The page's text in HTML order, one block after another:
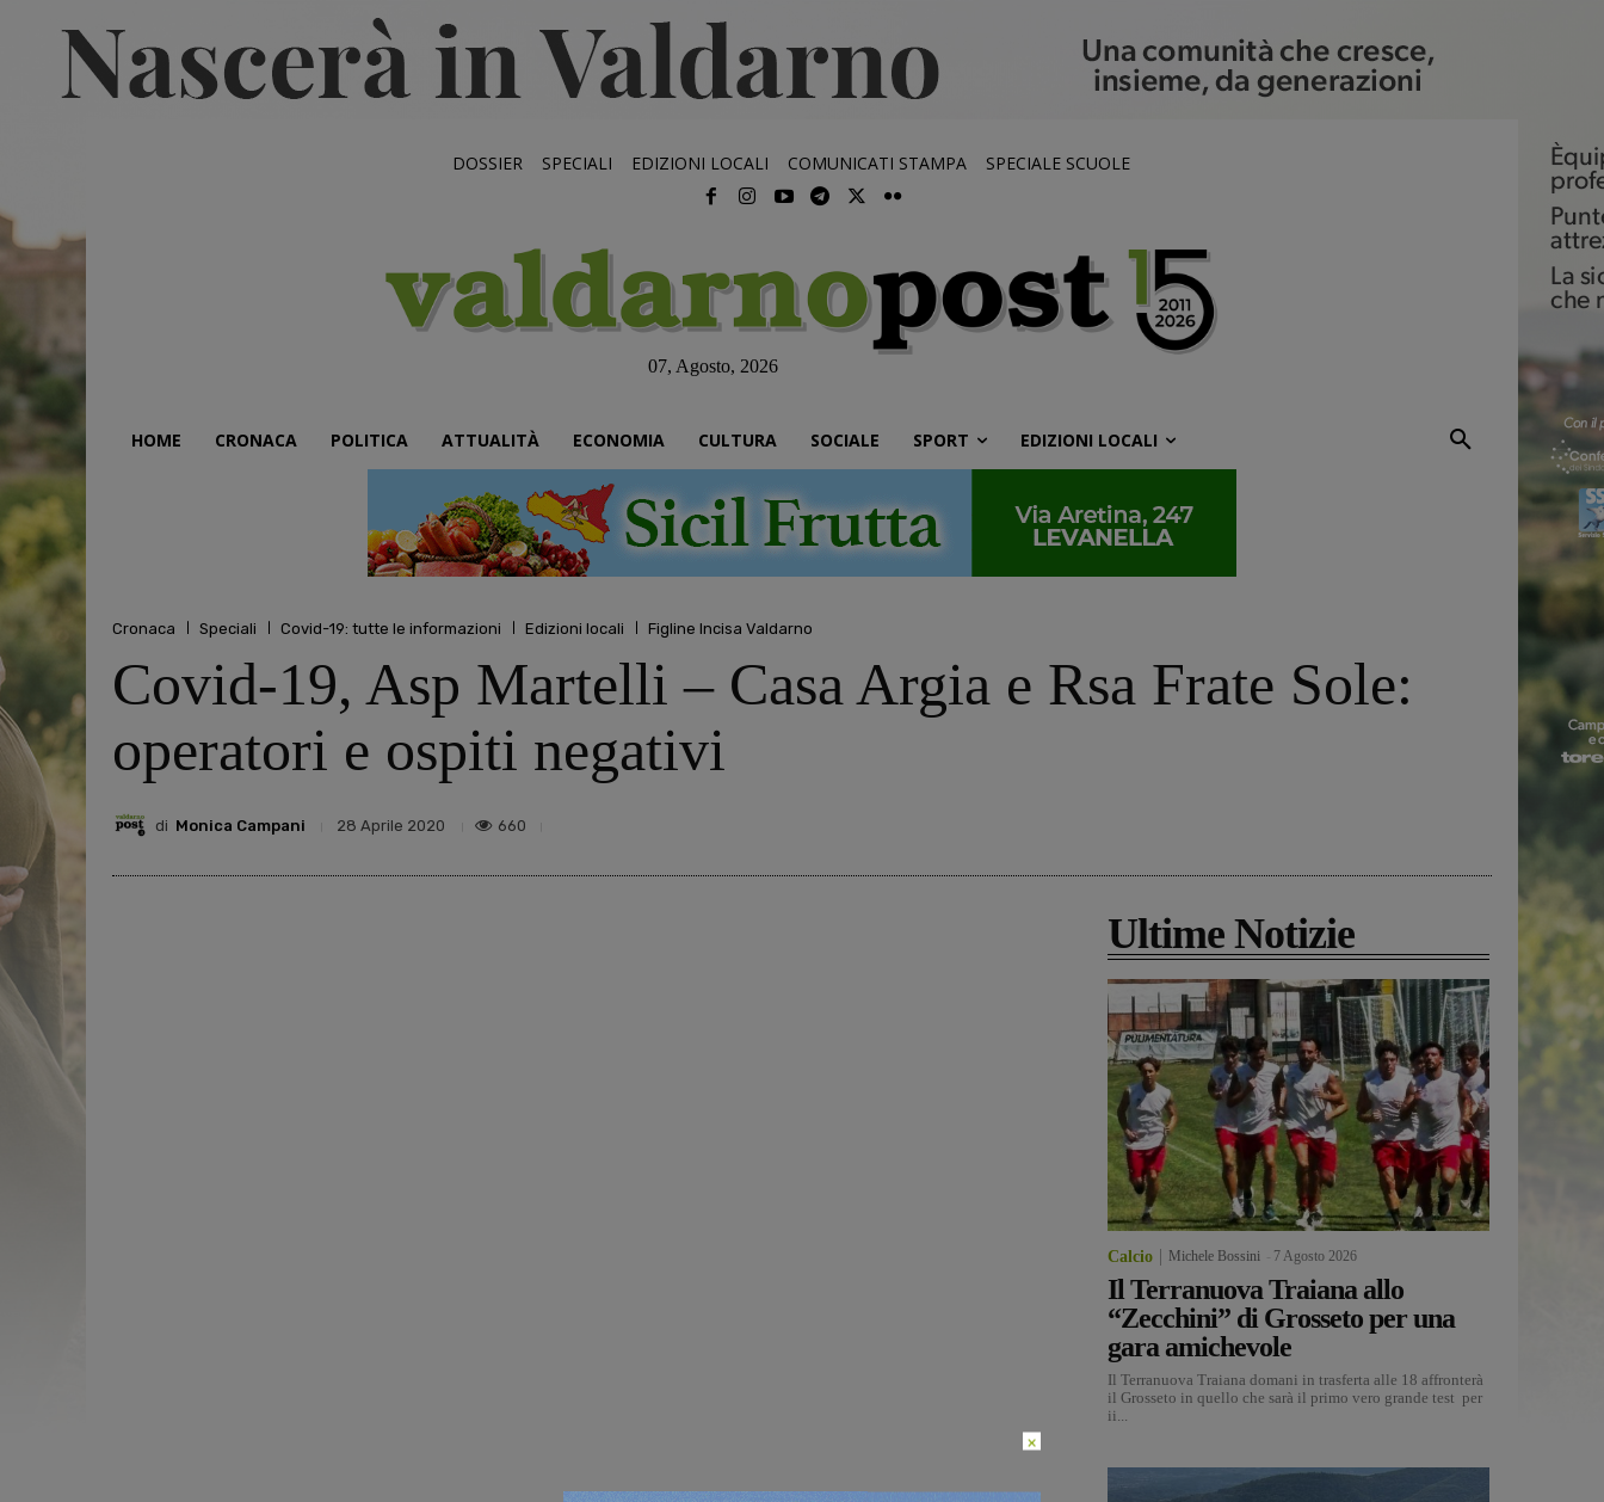
DOSSIER SPECIALI EDIZIONI LOCALI COMUNICATI STAMPA SPECIALE SCUOLE
07, Agosto, 2026
HOME CRONACA POLITICA ATTUALITÀ ECONOMIA CULTURA SOCIALE SPORT EDIZIONI LOCALI
Cronaca Speciali Covid-19: tutte le informazioni Edizioni locali Figline Incisa Valdarno
Covid-19, Asp Martelli – Casa Argia e Rsa Frate Sole:
operatori e ospiti negativi
di Monica Campani 28 Aprile 2020 660
Ultime Notizie
Calcio Michele Bossini 7 Agosto 2026
Il Terranuova Traiana allo
“Zecchini” di Grosseto per una
gara amichevole
Il Terranuova Traiana domani in trasferta alle 18 affronterà
il Grosseto in quello che sarà il primo vero grande test per
ii...
×